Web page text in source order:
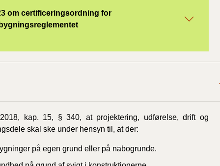
BR18 (1/1-30/6 2018)
Tidligere BR (1961-
om certificeringsordning for
kap. 15, § 340, at projektering, udførelse, drift og
skal ske under hensyn til, at der:
på egen grund eller på nabogrunde.